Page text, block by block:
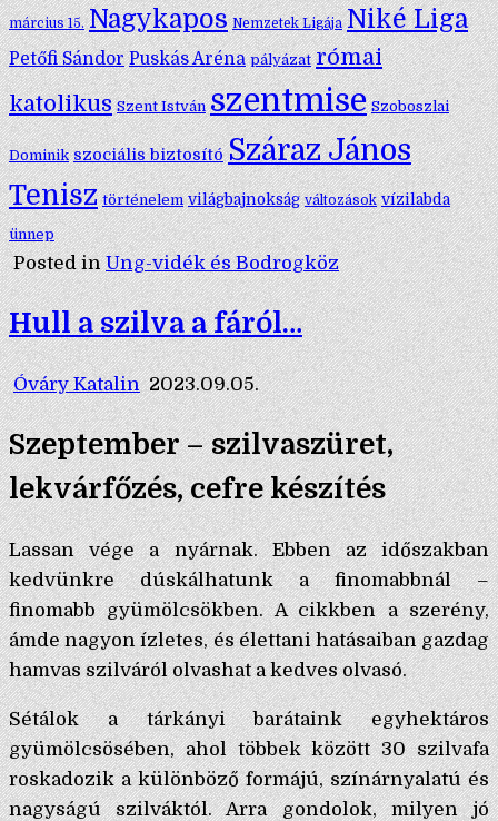
március 15. Nagykapos Nemzetek Ligája Niké Liga
Petőfi Sándor Puskás Aréna pályázat római
katolikus Szent István szentmise Szoboszlai
Dominik szociális biztosító Száraz János
Tenisz történelem világbajnokság változások vízilabda
ünnep
Posted inUng-vidék és Bodrogköz
Hull a szilva a fáról…
Óváry Katalin 2023.09.05.
Szeptember – szilvaszüret,
lekvárfőzés, cefre készítés
Lassan vége a nyárnak. Ebben az időszakban
kedvünkre dúskálhatunk a finomabbnál –
finomabb gyümölcsökben. A cikkben a szerény,
ámde nagyon ízletes, és élettani hatásaiban gazdag
hamvas szilváról olvashat a kedves olvasó.
Sétálok a tárkányi barátaink egyhektáros
gyümölcsösében, ahol többek között 30 szilvafa
roskadozik a különböző formájú, színárnyalatú és
nagyságú szilváktól. Arra gondolok, milyen jó